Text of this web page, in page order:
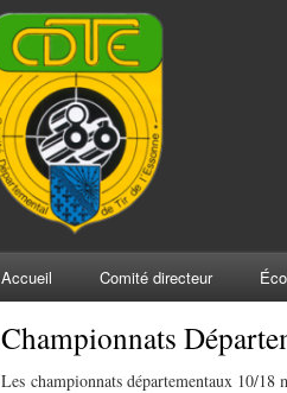
Accueil Comité directeur
Championnats
Les championnats départementaux 10/18